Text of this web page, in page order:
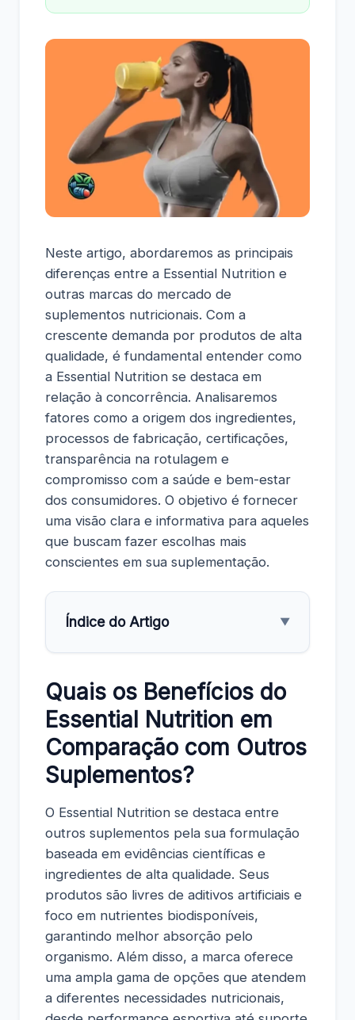
Neste artigo, abordaremos as principais
diferenças entre a Essential Nutrition e
outras marcas do mercado de
suplementos nutricionais. Com a
crescente demanda por produtos de alta
qualidade, é fundamental entender como
a Essential Nutrition se destaca em
relação à concorrência. Analisaremos
fatores como a origem dos ingredientes,
processos de fabricação, certificações,
transparência na rotulagem e
compromisso com a saúde e bem-estar
dos consumidores. O objetivo é fornecer
uma visão clara e informativa para aqueles
que buscam fazer escolhas mais
conscientes em sua suplementação.
Índice do Artigo ▼
Quais os Benefícios do
Essential Nutrition em
Comparação com Outros
Suplementos?
O Essential Nutrition se destaca entre
outros suplementos pela sua formulação
baseada em evidências científicas e
ingredientes de alta qualidade. Seus
produtos são livres de aditivos artificiais e
foco em nutrientes biodisponíveis,
garantindo melhor absorção pelo
organismo. Além disso, a marca oferece
uma ampla gama de opções que atendem
a diferentes necessidades nutricionais,